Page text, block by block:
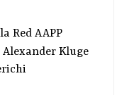
Red AAPP
Kluge